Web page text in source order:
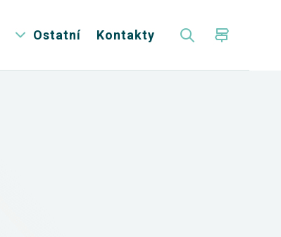
Ostatní Kontakty